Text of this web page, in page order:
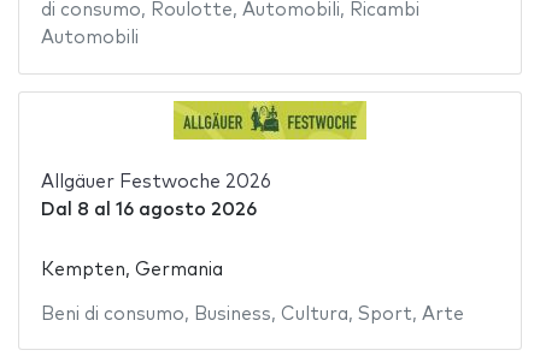
di consumo, Roulotte, Automobili, Ricambi
Automobili
Allgäuer Festwoche 2026
Dal 8 al 16 agosto 2026
Kempten, Germania
Beni di consumo, Business, Cultura, Sport, Arte